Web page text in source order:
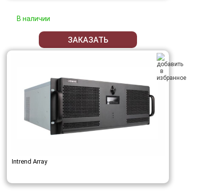
В наличии
ЗАКАЗАТЬ
Intrend Array